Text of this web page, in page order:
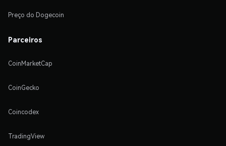
Preço do Dogecoin
Parceiros
CoinMarketCap
CoinGecko
Coincodex
TradingView